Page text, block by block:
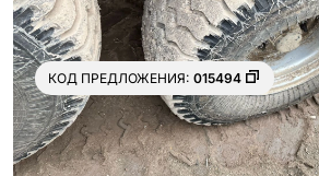
КОД ПРЕДЛОЖЕНИЯ: 015494